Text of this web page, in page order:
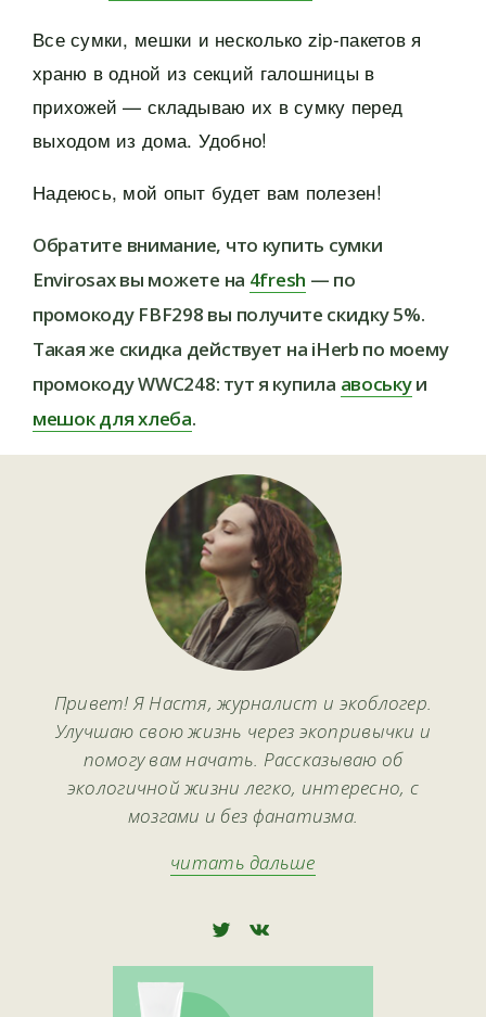
Все сумки, мешки и несколько zip-пакетов я
храню в одной из секций галошницы в
прихожей — складываю их в сумку перед
выходом из дома. Удобно!
Надеюсь, мой опыт будет вам полезен!
Обратите внимание, что купить сумки
Envirosax вы можете на 4fresh — по
промокоду FBF298 вы получите скидку 5%.
Такая же скидка действует на iHerb по моему
промокоду WWC248: тут я купила авоськуи
мешок для хлеба.
Привет! Я Настя, журналист и экоблогер.
Улучшаю свою жизнь через экопривычки и
помогу вам начать. Рассказываю об
экологичной жизни легко, интересно, с
мозгами и без фанатизма.
читать дальше
🅃 🅅